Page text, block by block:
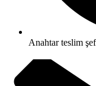
Anahtar teslim